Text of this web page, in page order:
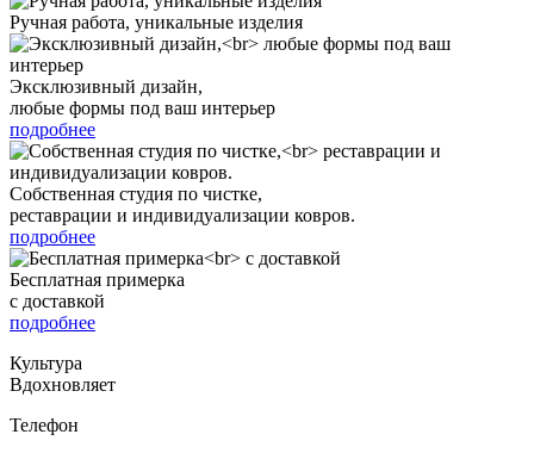
Ручная работа, уникальные изделия
Эксклюзивный дизайн,
любые формы под ваш интерьер
подробнее
Собственная студия по чистке,
реставрации и индивидуализации ковров.
подробнее
Бесплатная примерка
с доставкой
подробнее
Культура
Вдохновляет
Телефон